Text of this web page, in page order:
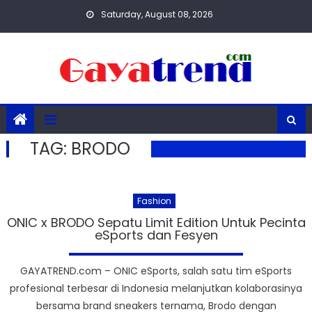
Saturday, August 08, 2026
TAG: BRODO
Fashion
ONIC x BRODO Sepatu Limit Edition Untuk Pecinta
eSports dan Fesyen
GAYATREND.com – ONIC eSports, salah satu tim eSports
profesional terbesar di Indonesia melanjutkan kolaborasinya
bersama brand sneakers ternama, Brodo dengan